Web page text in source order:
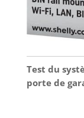
Test du
porte de